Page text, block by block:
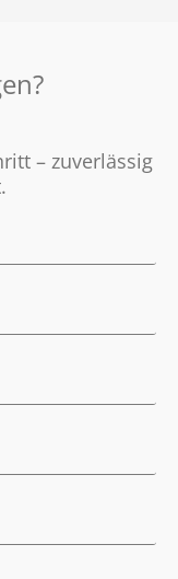
– zuverlässig